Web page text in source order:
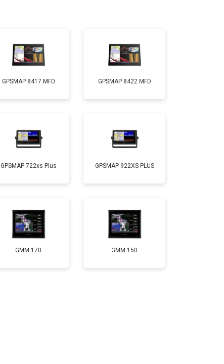
GPSMAP 8417 MFD GPSMAP 8422 MFD
GPSMAP 722xs Plus GPSMAP 922XS PLUS
GMM 170 GMM 150